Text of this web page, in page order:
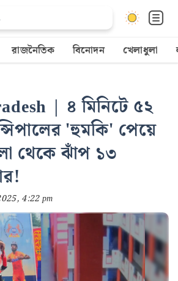
রাজনৈতিক বিনোদন খেলাধুলা
| ৪ মিনিটে ৫২
'হুমকি' পেয়ে
থেকে ঝাঁপ ১৩
4:22 pm